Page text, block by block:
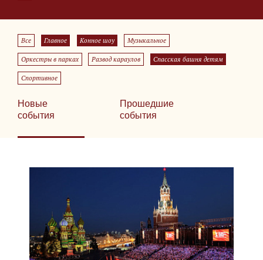
Все Главное Конное шоу Музыкальное
Оркестры в парках Развод караулов Спасская башня детям
Спортивное
Новые
события
Прошедшие
события